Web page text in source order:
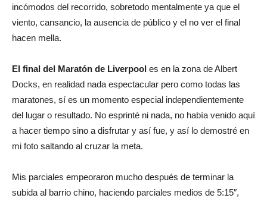
incómodos del recorrido, sobretodo mentalmente ya que el
viento, cansancio, la ausencia de público y el no ver el final
hacen mella.
El final del Maratón de Liverpool es en la zona de Albert
Docks, en realidad nada espectacular pero como todas las
maratones, sí es un momento especial independientemente
del lugar o resultado. No esprinté ni nada, no había venido aquí
a hacer tiempo sino a disfrutar y así fue, y así lo demostré en
mi foto saltando al cruzar la meta.
Mis parciales empeoraron mucho después de terminar la
subida al barrio chino, haciendo parciales medios de 5:15″,